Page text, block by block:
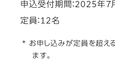
申込受付期間：2025年7
定員：12名
* お申し込みが定員を超え
ます。